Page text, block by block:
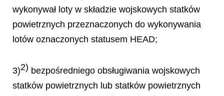
wykonywał loty w składzie wojskowych statków
powietrznych przeznaczonych do wykonywania
lotów oznaczonych statusem HEAD;
3)2) bezpośredniego obsługiwania wojskowych
statków powietrznych lub statków powietrznych